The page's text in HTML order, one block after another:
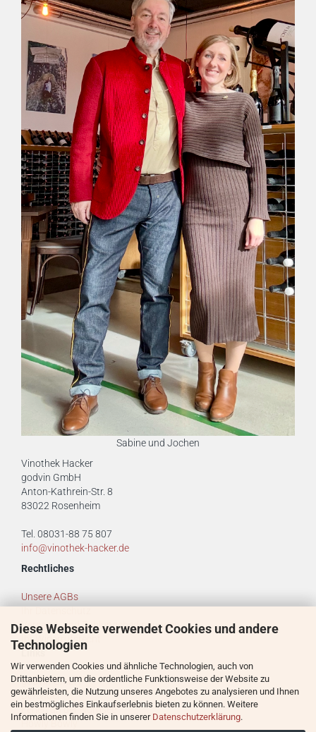
Diese Webseite verwendet Cookies und andere
Technologien
Wir verwenden Cookies und ähnliche Technologien, auch von
Drittanbietern, um die ordentliche Funktionsweise der Website zu
gewährleisten, die Nutzung unseres Angebotes zu analysieren und Ihnen
ein bestmögliches Einkaufserlebnis bieten zu können. Weitere
Informationen finden Sie in unserer Datenschutzerklärung.
Sabine und Jochen
Vinothek Hacker
godvin GmbH
Anton-Kathrein-Str. 8
83022 Rosenheim
Tel. 08031-88 75 807
info@vinothek-hacker.de
Rechtliches
Unsere AGBs
Versand- und Zahlungsbedingungen
Ihr Widerrufsrecht
Links
godvin GmbH
Defender
Ferien an der Nordsee
Howly Bowly